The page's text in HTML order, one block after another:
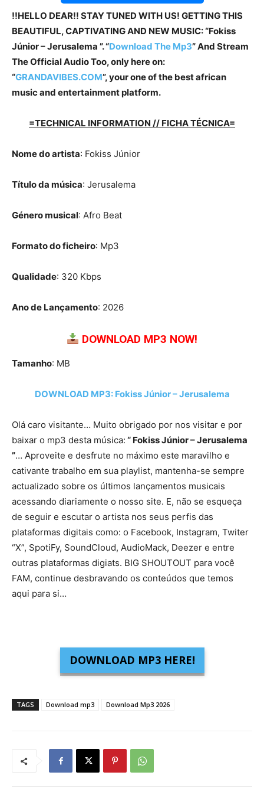
!!HELLO DEAR!! STAY TUNED WITH US! GETTING THIS
BEAUTIFUL, CAPTIVATING AND NEW MUSIC: “Fokiss
Júnior – Jerusalema ”. “Download The Mp3”And Stream
The Official Audio Too, only here on:
“GRANDAVIBES.COM”, your one of the best african
music and entertainment platform.
=TECHNICAL INFORMATION // FICHA TÉCNICA=
Nome do artista: Fokiss Júnior
Título da música: Jerusalema
Género musical: Afro Beat
Formato do ficheiro: Mp3
Qualidade: 320 Kbps
Ano de Lançamento: 2026
DOWNLOAD MP3 NOW!
Tamanho: MB
DOWNLOAD MP3: Fokiss Júnior – Jerusalema
Olá caro visitante… Muito obrigado por nos visitar e por
baixar o mp3 desta música: “ Fokiss Júnior – Jerusalema
”… Aproveite e desfrute no máximo este maravilho e
cativante trabalho em sua playlist, mantenha-se sempre
actualizado sobre os últimos lançamentos musicais
acessando diariamente o nosso site. E, não se esqueça
de seguir e escutar o artista nos seus perfis das
plataformas digitais como: o Facebook, Instagram, Twiter
“X”, SpotiFy, SoundCloud, AudioMack, Deezer e entre
outras plataformas digiats. BIG SHOUTOUT para você
FAM, continue desbravando os conteúdos que temos
aqui para si…
DOWNLOAD MP3 HERE!
TAGS Download mp3 Download Mp3 2026